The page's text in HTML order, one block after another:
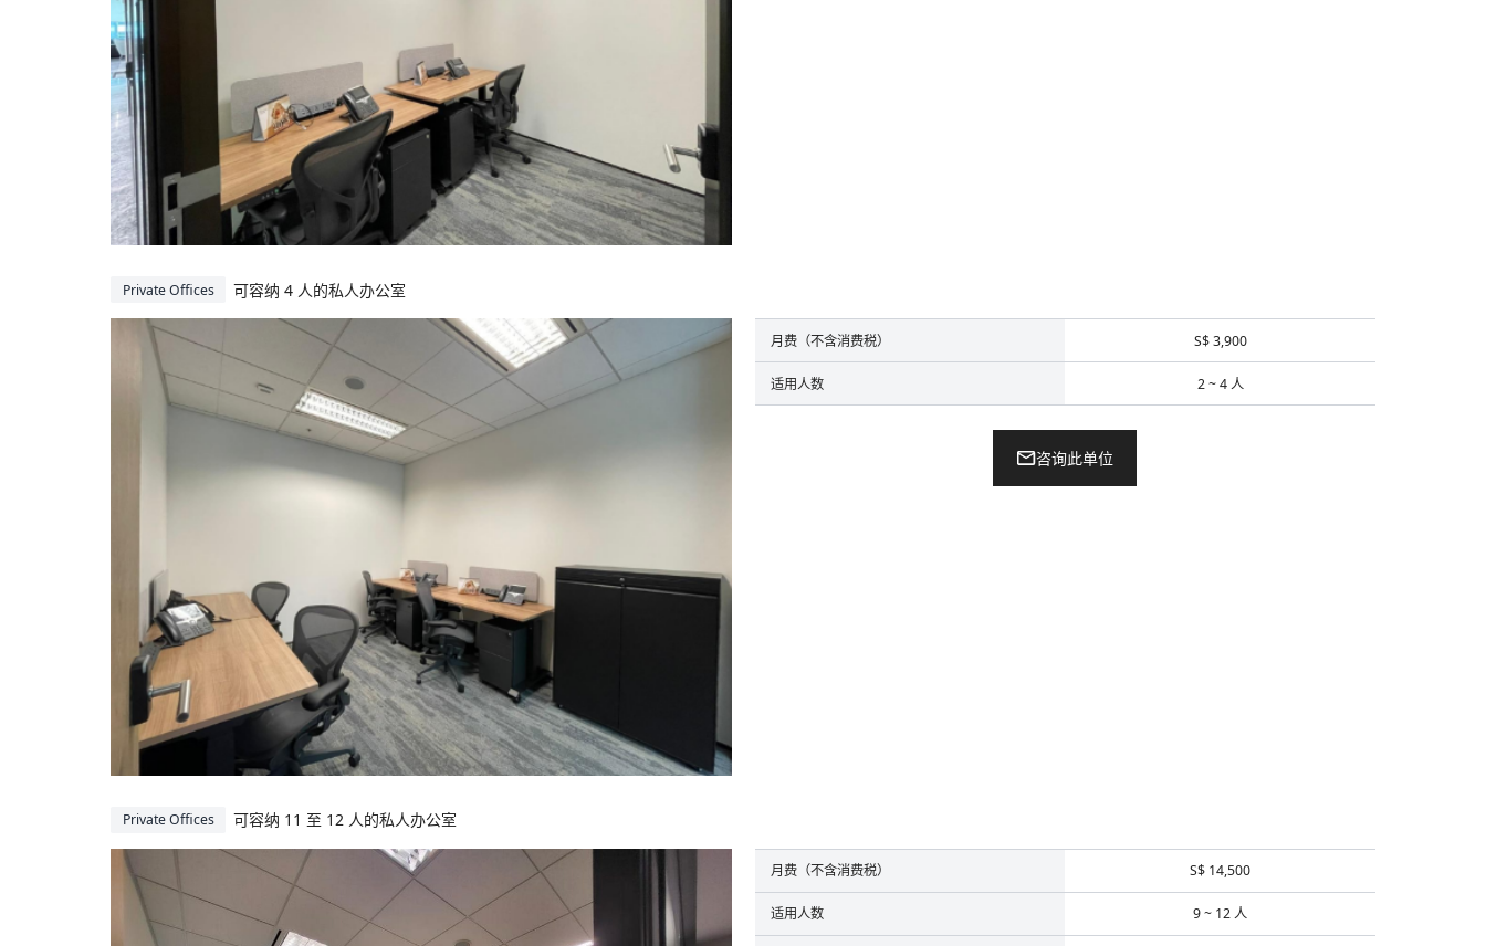
Private Offices 可容纳 4 人的私人办公室
月费（不含消费税） S$ 3,900
适用人数 2 ~ 4 人
咨询此单位
Private Offices 可容纳 11 至 12 人的私人办公室
月费（不含消费税） S$ 14,500
适用人数 9 ~ 12 人